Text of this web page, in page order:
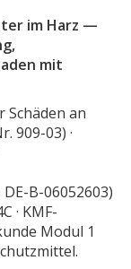
Bendikt Plotzki
+
im Harz —
mit
Schäden an
909-03) ·
B-06052603)
· KMF-
Modul 1